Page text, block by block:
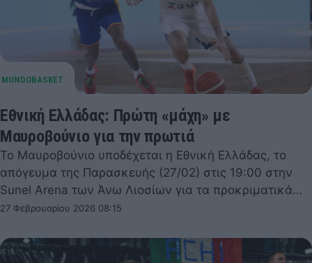
Εθνική Ελλάδας: Πρώτη «μάχη» με
Μαυροβούνιο για την πρωτιά
Το Μαυροβούνιο υποδέχεται η Εθνική Ελλάδας, το
απόγευμα της Παρασκευής (27/02) στις 19:00 στην
Sunel Arena των Άνω Λιοσίων για τα προκριματικά…
27 Φεβρουαρίου 2026 08:15